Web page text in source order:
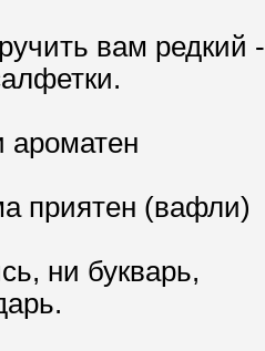
вам редкий -
ароматен
приятен (вафли)
ни букварь,